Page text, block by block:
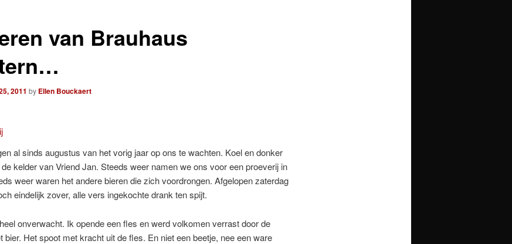
van Brauhaus
2011 by Ellen Bouckaert
al sinds augustus van het vorig jaar op ons te wachten. Koel en donker
kelder van Vriend Jan. Steeds weer namen we ons voor een proeverij in
weer waren het andere bieren die zich voordrongen. Afgelopen zaterdag
eindelijk zover, alle vers ingekochte drank ten spijt.
onverwacht. Ik opende een fles en werd volkomen verrast door de
bier. Het spoot met kracht uit de fles. En niet een beetje, nee een ware